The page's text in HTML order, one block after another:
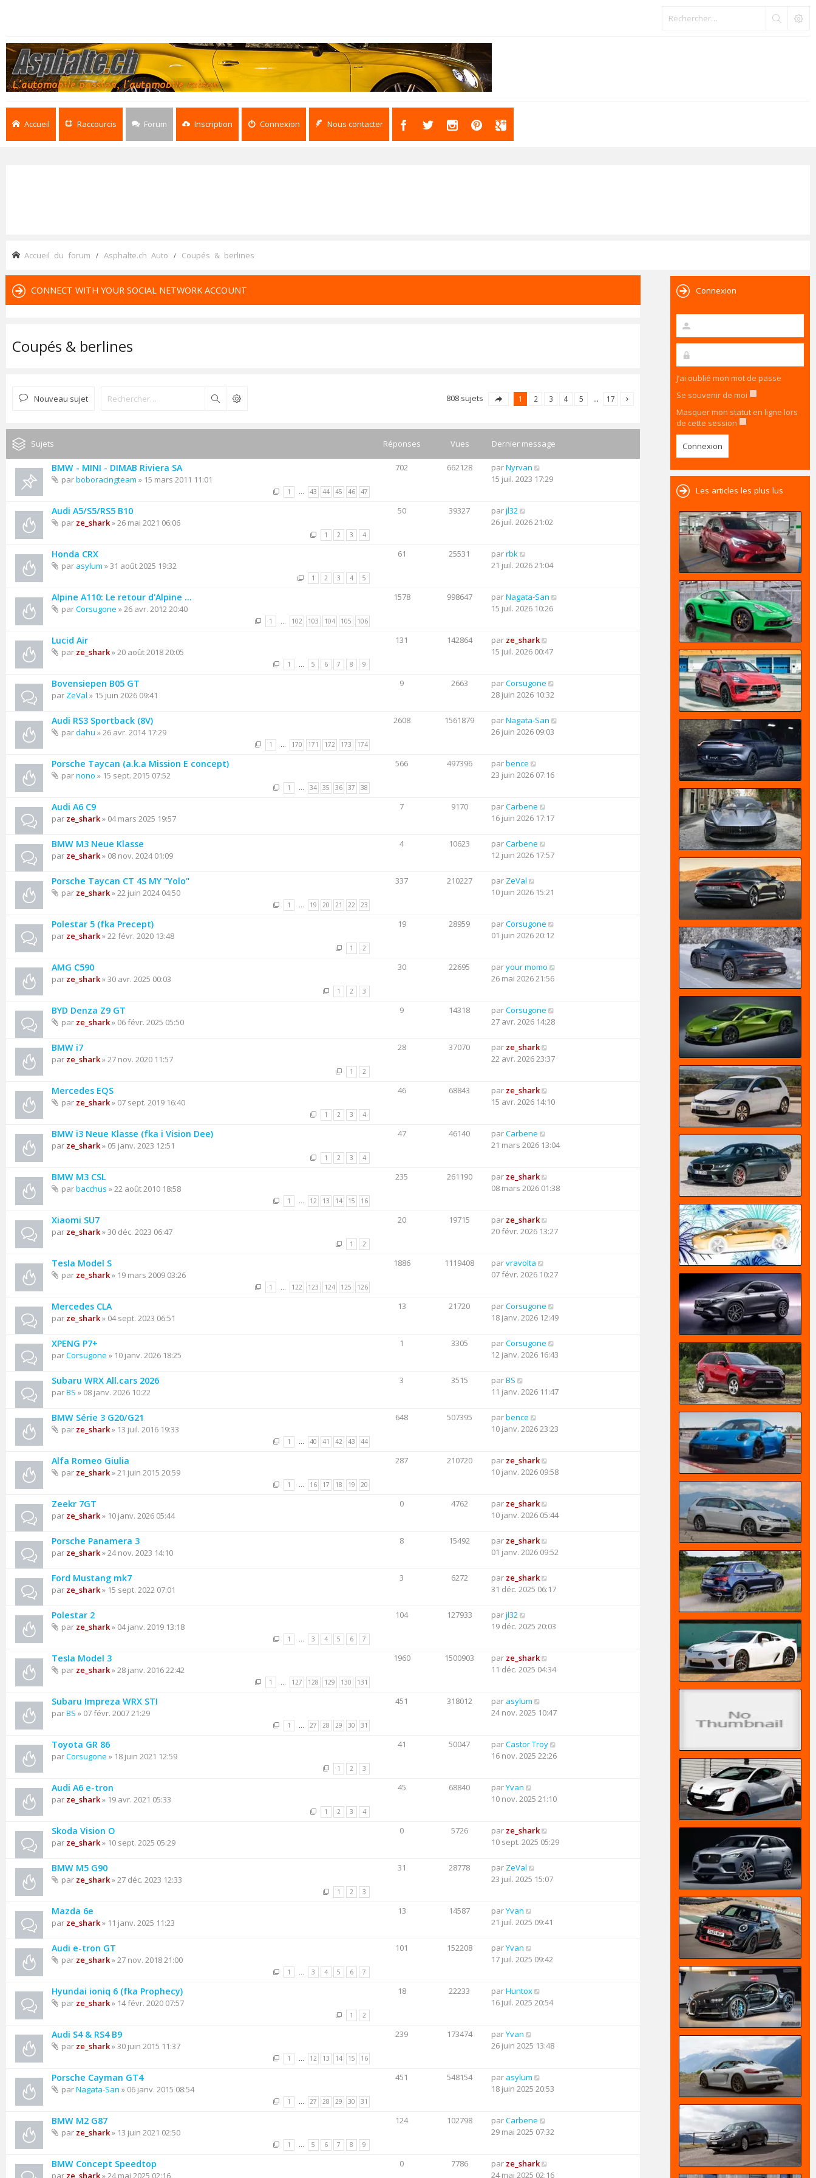
Accueil Raccourcis Forum Inscription Connexion Nous contacter
Accueil du forum Asphalte.ch Auto Coupés & berlines
CONNECT WITH YOUR SOCIAL NETWORK ACCOUNT
Coupés & berlines
Nouveau sujet Rechercher 808 sujets 1 2 3 4 5 … 17
Sujets Réponses Vues Dernier message
BMW - MINI - DIMAB Riviera SA
parboboracingteam » 15 mars 2011 11:01
1 … 43 44 45 46 47
702 662128 parNyrvan
15 juil. 2023 17:29
Audi A5/S5/RS5 B10
par ze_shark» 26 mai 2021 06:06
1 2 3 4
50 39327 parjl32
26 juil. 2026 21:02
Honda CRX
par asylum » 31 août 2025 19:32
1 2 3 4 5
61 25531 parrbk
21 juil. 2026 21:04
Alpine A110: Le retour d'Alpine ...
parCorsugone » 26 avr. 2012 20:40
1 … 102 103 104 105 106
1578 998647 parNagata-San
15 juil. 2026 10:26
Lucid Air
par ze_shark» 20 août 2018 20:05
1 … 5 6 7 8 9
131 142864 par ze_shark
15 juil. 2026 00:47
Bovensiepen B05 GT
par ZeVal » 15 juin 2026 09:41
9 2663 parCorsugone
28 juin 2026 10:32
Audi RS3 Sportback (8V)
pardahu » 26 avr. 2014 17:29
1 … 170 171 172 173 174
2608 1561879 parNagata-San
26 juin 2026 09:03
Porsche Taycan (a.k.a Mission E concept)
parnono » 15 sept. 2015 07:52
1 … 34 35 36 37 38
566 497396 parbence
23 juin 2026 07:16
Audi A6 C9
par ze_shark» 04 mars 2025 19:57
7 9170 parCarbene
16 juin 2026 17:17
BMW M3 Neue Klasse
par ze_shark» 08 nov. 2024 01:09
4 10623 parCarbene
12 juin 2026 17:57
Porsche Taycan CT 4S MY "Yolo"
par ze_shark» 22 juin 2024 04:50
1 … 19 20 21 22 23
337 210227 par ZeVal
10 juin 2026 15:21
Polestar 5 (fka Precept)
par ze_shark» 22 févr. 2020 13:48
1 2
19 28959 parCorsugone
01 juin 2026 20:12
AMG C590
par ze_shark» 30 avr. 2025 00:03
1 2 3
30 22695 paryour momo
26 mai 2026 21:56
BYD Denza Z9 GT
par ze_shark» 06 févr. 2025 05:50
9 14318 parCorsugone
27 avr. 2026 14:28
BMW i7
par ze_shark» 27 nov. 2020 11:57
1 2
28 37070 par ze_shark
22 avr. 2026 23:37
Mercedes EQS
par ze_shark» 07 sept. 2019 16:40
1 2 3 4
46 68843 par ze_shark
15 avr. 2026 14:10
BMW i3 Neue Klasse (fka i Vision Dee)
par ze_shark» 05 janv. 2023 12:51
1 2 3 4
47 46140 parCarbene
21 mars 2026 13:04
BMW M3 CSL
parbacchus » 22 août 2010 18:58
1 … 12 13 14 15 16
235 261190 par ze_shark
08 mars 2026 01:38
Xiaomi SU7
par ze_shark» 30 déc. 2023 06:47
1 2
20 19715 par ze_shark
20 févr. 2026 13:27
Tesla Model S
par ze_shark» 19 mars 2009 03:26
1 … 122 123 124 125 126
1886 1119408 parvravolta
07 févr. 2026 10:27
Mercedes CLA
par ze_shark» 04 sept. 2023 06:51
13 21720 parCorsugone
18 janv. 2026 12:49
XPENG P7+
parCorsugone » 10 janv. 2026 18:25
1 3305 parCorsugone
12 janv. 2026 16:43
Subaru WRX All.cars 2026
parBS » 08 janv. 2026 10:22
3 3515 parBS
11 janv. 2026 11:47
BMW Série 3 G20/G21
par ze_shark» 13 juil. 2016 19:33
1 … 40 41 42 43 44
648 507395 parbence
10 janv. 2026 23:23
Alfa Romeo Giulia
par ze_shark» 21 juin 2015 20:59
1 … 16 17 18 19 20
287 210720 par ze_shark
10 janv. 2026 09:58
Zeekr 7GT
par ze_shark» 10 janv. 2026 05:44
0 4762 par ze_shark
10 janv. 2026 05:44
Porsche Panamera 3
par ze_shark» 24 nov. 2023 14:10
8 15492 par ze_shark
01 janv. 2026 09:52
Ford Mustang mk7
par ze_shark» 15 sept. 2022 07:01
3 6272 par ze_shark
31 déc. 2025 06:17
Polestar 2
par ze_shark» 04 janv. 2019 13:18
1 … 3 4 5 6 7
104 127933 parjl32
19 déc. 2025 20:03
Tesla Model 3
par ze_shark» 28 janv. 2016 22:42
1 … 127 128 129 130 131
1960 1500903 par ze_shark
11 déc. 2025 04:34
Subaru Impreza WRX STI
parBS » 07 févr. 2007 21:29
1 … 27 28 29 30 31
451 318012 par asylum
24 nov. 2025 10:47
Toyota GR 86
parCorsugone » 18 juin 2021 12:59
1 2 3
41 50047 parCastor Troy
16 nov. 2025 22:26
Audi A6 e-tron
par ze_shark» 19 avr. 2021 05:33
1 2 3 4
45 68840 parYvan
10 nov. 2025 21:10
Skoda Vision O
par ze_shark» 10 sept. 2025 05:29
0 5726 par ze_shark
10 sept. 2025 05:29
BMW M5 G90
par ze_shark» 27 déc. 2023 12:33
1 2 3
31 28778 par ZeVal
23 juil. 2025 15:07
Mazda 6e
par ze_shark» 11 janv. 2025 11:23
13 14587 parYvan
21 juil. 2025 09:41
Audi e-tron GT
par ze_shark» 27 nov. 2018 21:00
1 … 3 4 5 6 7
101 152208 parYvan
17 juil. 2025 09:42
Hyundai ioniq 6 (fka Prophecy)
par ze_shark» 14 févr. 2020 07:57
1 2
18 22233 parHuntox
16 juil. 2025 20:54
Audi S4 & RS4 B9
par ze_shark» 30 juin 2015 11:37
1 … 12 13 14 15 16
239 173474 parYvan
26 juin 2025 13:48
Porsche Cayman GT4
parNagata-San » 06 janv. 2015 08:54
1 … 27 28 29 30 31
451 548154 par asylum
18 juin 2025 20:53
BMW M2 G87
par ze_shark» 13 juin 2021 02:50
1 … 5 6 7 8 9
124 102798 parCarbene
29 mai 2025 07:32
BMW Concept Speedtop
par ze_shark» 24 mai 2025 02:16
0 7786 par ze_shark
24 mai 2025 02:16
Connexion
J’ai oublié mon mot de passe
Se souvenir de moi
Masquer mon statut en ligne lors
de cette session
Les articles les plus lus